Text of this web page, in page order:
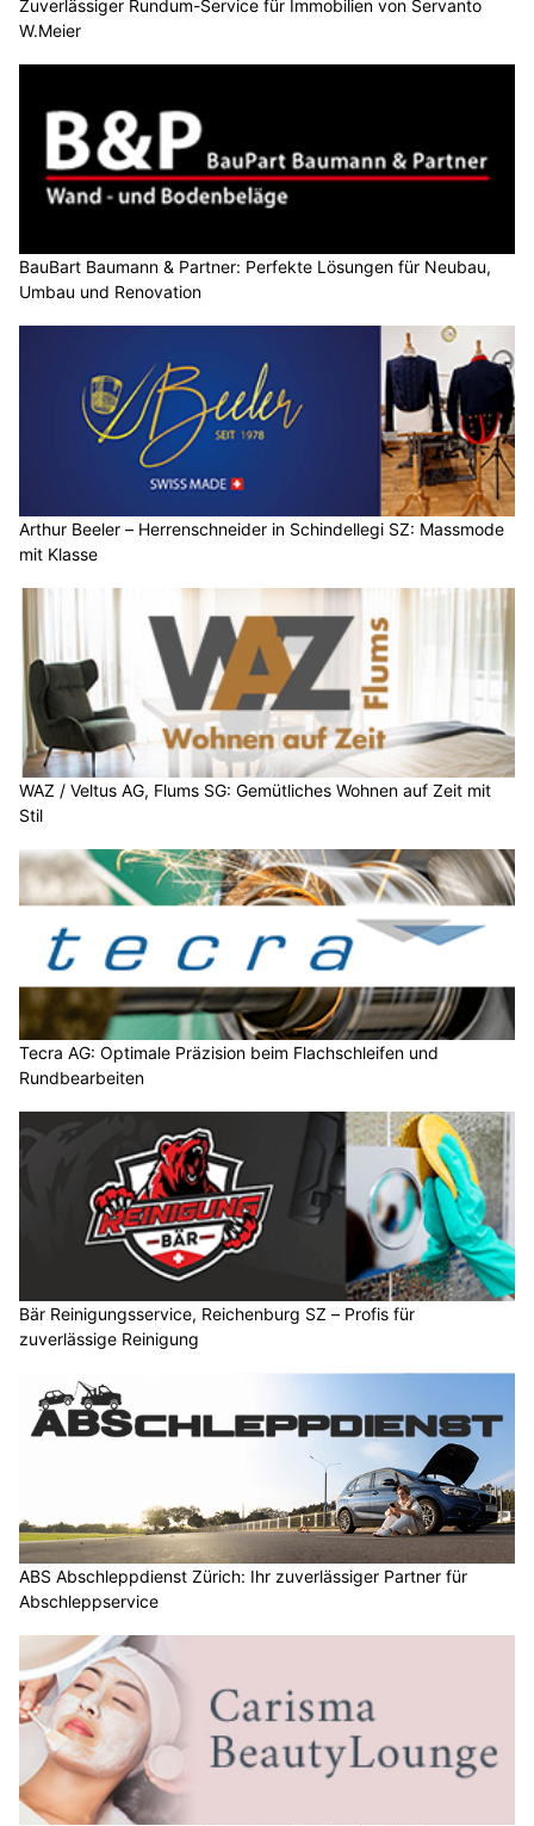
Zuverlässiger Rundum-Service für Immobilien von Servanto
W.Meier
BauBart Baumann & Partner: Perfekte Lösungen für Neubau,
Umbau und Renovation
Arthur Beeler – Herrenschneider in Schindellegi SZ: Massmode
mit Klasse
WAZ / Veltus AG, Flums SG: Gemütliches Wohnen auf Zeit mit
Stil
Tecra AG: Optimale Präzision beim Flachschleifen und
Rundbearbeiten
Bär Reinigungsservice, Reichenburg SZ – Profis für
zuverlässige Reinigung
ABS Abschleppdienst Zürich: Ihr zuverlässiger Partner für
Abschleppservice